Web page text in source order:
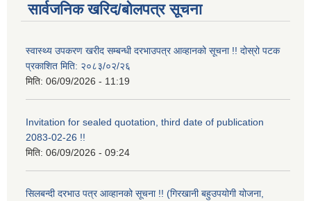
सार्वजनिक खरिद/बोलपत्र सूचना
स्वास्थ्य उपकरण खरीद सम्बन्धी दरभाउपत्र आव्हानको सूचना !! दोस्रो पटक
प्रकाशित मिति: २०८३/०२/२६
मिति: 06/09/2026 - 11:19
Invitation for sealed quotation, third date of publication
2083-02-26 !!
मिति: 06/09/2026 - 09:24
सिलबन्दी दरभाउ पत्र आव्हानको सूचना !! (गिरखानी बहुउपयोगी योजना,